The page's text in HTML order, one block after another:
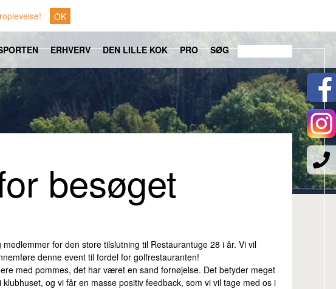
OK
ERHVERV DEN LILLE KOK PRO SØG
besøget
for den store tilslutning til Restaurantuge 28 i år. Vi vil
denne event til fordel for golfrestauranten!
med pommes, det har været en sand fornøjelse. Det betyder meget
og vi får en masse positiv feedback, som vi vil tage med os i